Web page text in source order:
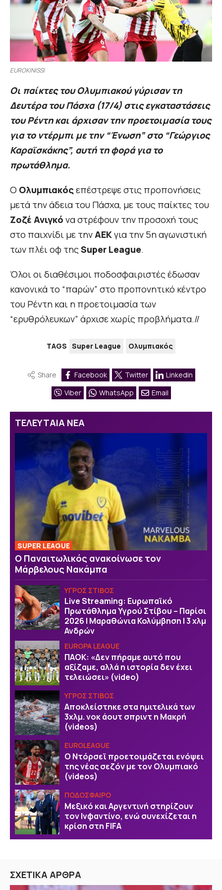
EUROKINISSI
Οι παίκτες του Ολυμπιακού γύρισαν τη
Δευτέρα του Πάσχα (17/4) στις εγκαταστάσεις
του Ρέντη και άρχισαν την προετοιμασία τους
για το ντέρμπι με την “Ένωση” στο “Γεώργιος
Καραϊσκάκης”, αυτή τη φορά για το
πρωτάθλημα.
Ο Ολυμπιακός επέστρεψε στις προπονήσεις
μετά την άδεια του Πάσχα, με τους παίκτες του
Ζοζέ Ανιγκό να στρέφουν την προσοχή τους
στο παιχνίδι με τηνΑΕΚγια την 5η αγωνιστική
των πλέι οφ τηςSuper League.
Όλοι οι διαθέσιμοι ποδοσφαιριστές έδωσαν
κανονικά το “παρών” στο προπονητικό κέντρο
του Ρέντη και η προετοιμασία των
“ερυθρόλευκων” άρχισε χωρίς προβλήματα.//
TAGS Super League Ολυμπιακός
Share Facebook Twitter
Linkedin
Viber
WhatsApp Email
ΤΕΛΕΥΤΑΙΑ ΝΕΑ
SUPER LEAGUE
Ο Παναιτωλικός ανακοίνωσε τον
Μάρβελους Νακάμπα
ΥΓΡΟΣ ΣΤΙΒΟΣ
Live Streaming: Ευρωπαϊκό
Πρωτάθλημα Υγρού Στίβου – Παρίσι
2026 | Μαραθώνια Κολύμβηση | 3 χλμ
Ανδρών
EUROPA LEAGUE
ΠΑΟΚ: «Δεν πήραμε αυτό που
αξίζαμε, αλλά η ιστορία δεν έχει
τελειώσει» (video)
ΥΓΡΟΣ ΣΤΙΒΟΣ
Αποκλείστηκε στα ημιτελικά των
3χλμ. νοκ άουτ σπριντ η Μακρή
(videos)
EUROLEAGUE
Ο Ντόρσεϊ προετοιμάζεται ενόψει
της νέας σεζόν με τον Ολυμπιακό
(videos)
ΠΟΔΟΣΦΑΙΡΟ
Μεξικό και Αργεντινή στηρίζουν
τον Ινφαντίνο, ενώ συνεχίζεται η
κρίση στη FIFA
ΣΧΕΤΙΚΑ ΑΡΘΡΑ